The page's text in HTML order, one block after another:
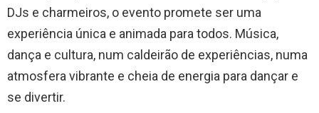
DJs e charmeiros, o evento promete ser uma
experiência única e animada para todos. Música,
dança e cultura, num caldeirão de experiências, numa
atmosfera vibrante e cheia de energia para dançar e
se divertir.